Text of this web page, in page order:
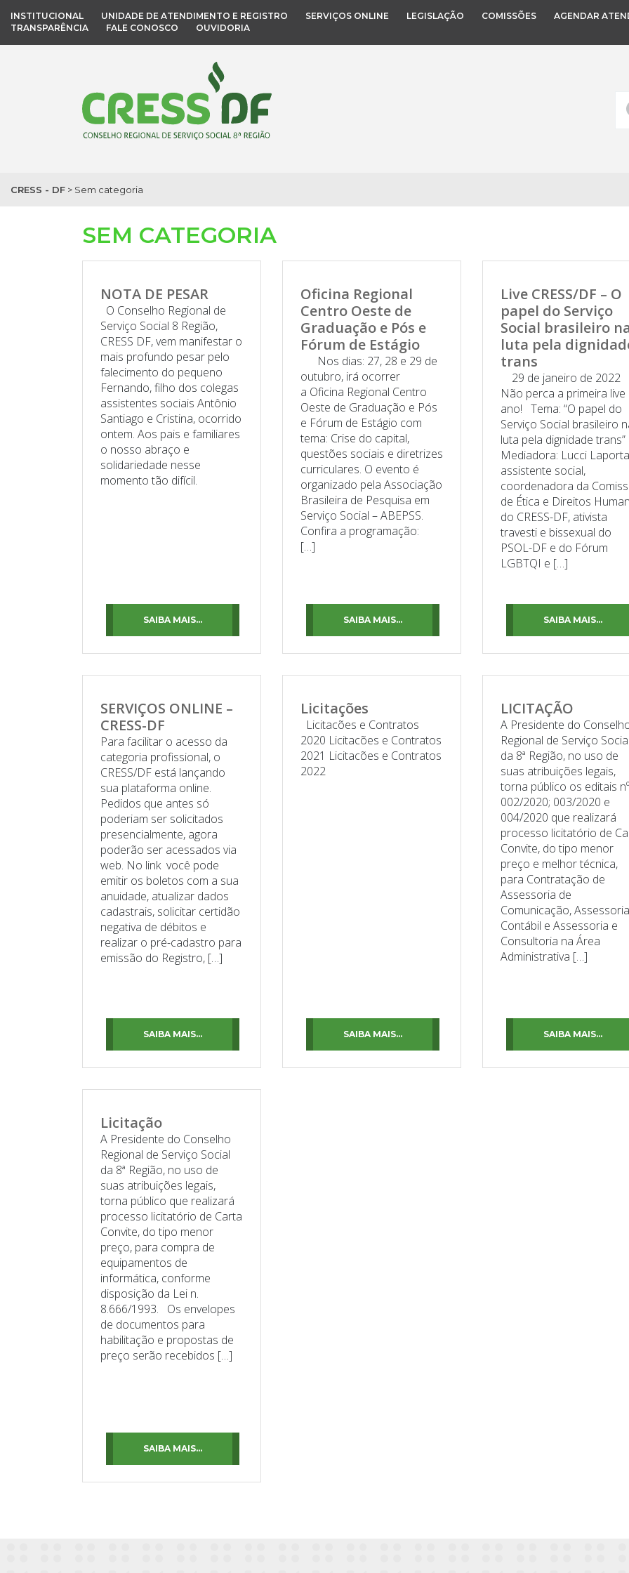
INSTITUCIONAL UNIDADE DE ATENDIMENTO E REGISTRO SERVIÇOS ONLINE LEGISLAÇÃO COMISSÕES
AGENDAR
TRANSPARÊNCIA
FALE CONOSCO OUVIDORIA
CRESS - DF > Sem categoria
SEM CATEGORIA
NOTA DE PESAR
O Conselho Regional de
Serviço Social 8 Região,
CRESS DF, vem manifestar o
mais profundo pesar pelo
falecimento do pequeno
Fernando, filho dos colegas
assistentes sociais Antônio
Santiago e Cristina, ocorrido
ontem. Aos pais e familiares
o nosso abraço e
solidariedade nesse
momento tão difícil.
SAIBA MAIS...
Oficina Regional
Centro Oeste de
Graduação e Pós e
Fórum de Estágio
Nos dias: 27, 28 e 29 de
outubro, irá ocorrer
a Oficina Regional Centro
Oeste de Graduação e Pós
e Fórum de Estágio com
tema: Crise do capital,
questões sociais e diretrizes
curriculares. O evento é
organizado pela Associação
Brasileira de Pesquisa em
Serviço Social – ABEPSS.
Confira a programação:
[…]
SAIBA MAIS...
Live CRESS/DF – O
papel do Serviço
Social brasileiro
luta pela
trans
29 de janeiro de 2022
Não perca a primeira live
ano! Tema: “O papel do
Serviço Social brasileiro
luta pela dignidade trans”
Mediadora: Lucci
assistente social,
coordenadora da
de Ética e Direitos
do CRESS-DF, ativista
travesti e bissexual do
PSOL-DF e do Fórum
LGBTQI e […]
SAIBA MAIS...
SERVIÇOS ONLINE –
CRESS-DF
Para facilitar o acesso da
categoria profissional, o
CRESS/DF está lançando
sua plataforma online.
Pedidos que antes só
poderiam ser solicitados
presencialmente, agora
poderão ser acessados via
web. No link você pode
emitir os boletos com a sua
anuidade, atualizar dados
cadastrais, solicitar certidão
negativa de débitos e
realizar o pré-cadastro para
emissão do Registro, […]
SAIBA MAIS...
Licitações
Licitacões e Contratos
2020 Licitacões e Contratos
2021 Licitacões e Contratos
2022
SAIBA MAIS...
LICITAÇÃO
A Presidente do
Regional de Serviço Social
da 8ª Região, no uso de
suas atribuições legais,
torna público os editais nº
002/2020; 003/2020 e
004/2020 que realizará
processo licitatório de
Convite, do tipo menor
preço e melhor técnica,
para Contratação de
Assessoria de
Comunicação, Assessoria
Contábil e Assessoria e
Consultoria na Área
Administrativa […]
SAIBA MAIS...
Licitação
A Presidente do Conselho
Regional de Serviço Social
da 8ª Região, no uso de
suas atribuições legais,
torna público que realizará
processo licitatório de Carta
Convite, do tipo menor
preço, para compra de
equipamentos de
informática, conforme
disposição da Lei n.
8.666/1993. Os envelopes
de documentos para
habilitação e propostas de
preço serão recebidos […]
SAIBA MAIS...